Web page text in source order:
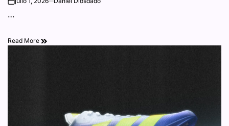
cómoda
on
…
Read More